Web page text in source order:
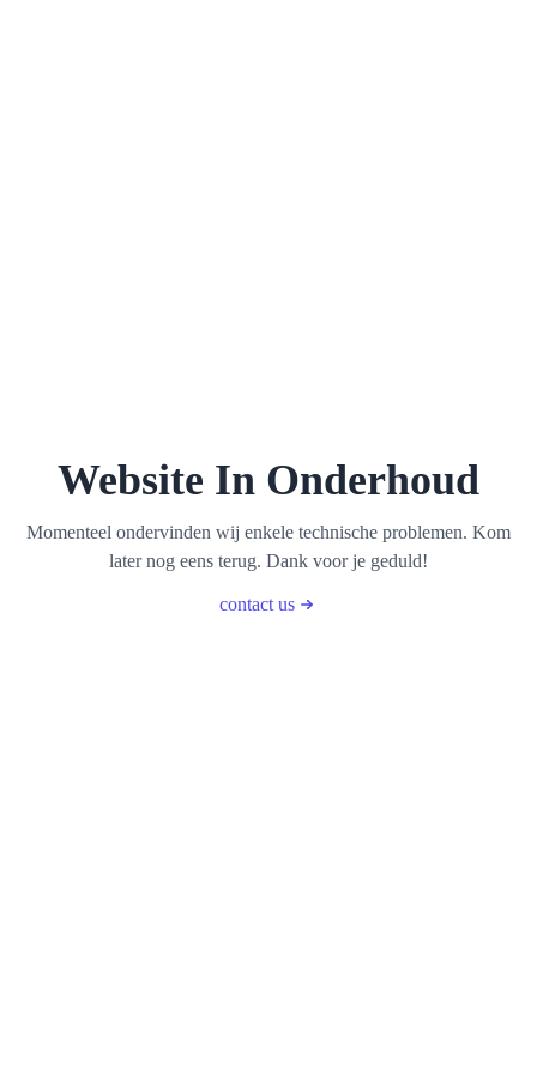
Website In Onderhoud
Momenteel ondervinden wij enkele technische problemen. Kom
later nog eens terug. Dank voor je geduld!
contact us